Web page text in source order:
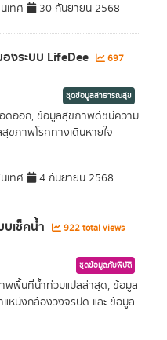
เทศ 30 กันยายน 2568
ระบบ LifeDee
697
ชุดข้อมูลสาธารณสุข
อดออก, ข้อมูลสุขภาพดัชนีความ
ภาพโรคทางเดินหายใจ
เทศ 4 กันยายน 2568
เช็คนํ้า
922 total views
ชุดข้อมูลภัยพิบัติ
พพื้นที่น้ำท่วมแปลล่าสุด, ข้อมูล
น่งกล้องวงจรปิด และ ข้อมูล